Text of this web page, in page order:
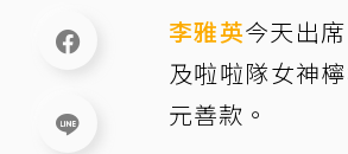
李雅英今天出
及啦啦隊女神
元善款。